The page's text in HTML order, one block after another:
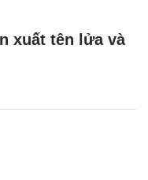
xuất tên lửa và